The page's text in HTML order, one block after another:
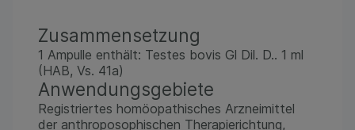
Zusammensetzung
1 Ampulle enthält: Testes bovis Gl Dil. D.. 1 ml
(HAB, Vs. 41a)
Anwendungsgebiete
Registriertes homöopathisches Arzneimittel
der anthroposophischen Therapierichtung,